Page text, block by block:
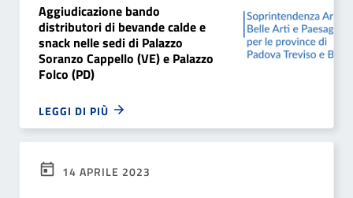
Aggiudicazione bando
distributori di bevande calde e
snack nelle sedi di Palazzo
Soranzo Cappello (VE) e Palazzo
Folco (PD)
LEGGI DI PIÙ
14 APRILE 2023